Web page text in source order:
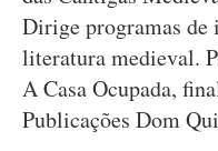
Dirige programas de
literatura medieval.
A Casa Ocupada,
Publicações Dom